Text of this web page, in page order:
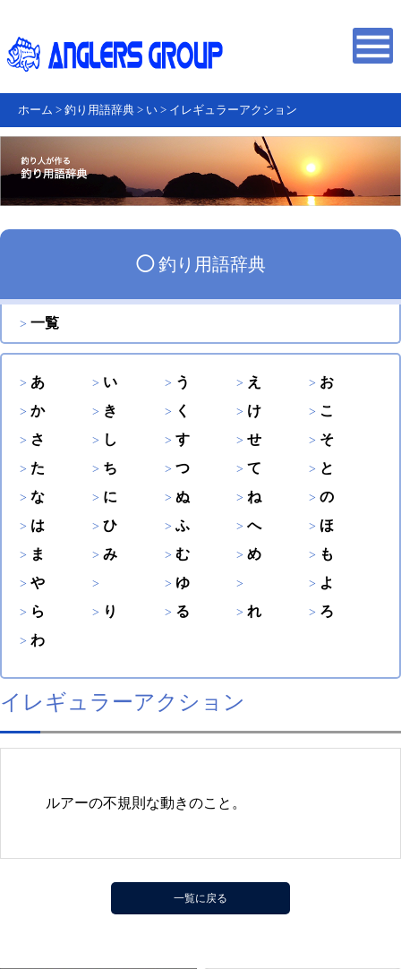
ホーム > 釣り用語辞典 > い > イレギュラーアクション
◯釣り用語辞典
一覧
あ い う え
お
か
き く け
こ
さ
し す せ
そ
た
ち つ て
と
な
に ぬ ね
の
は
ひ ふ へ
ほ
ま
み む め
も
や
ゆ
よ
ら
り る れ
ろ
わ
イレギュラーアクション
ルアーの不規則な動きのこと。
一覧に戻る